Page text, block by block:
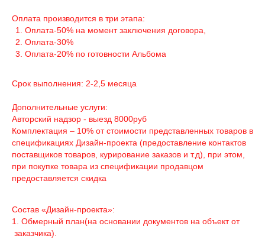
Оплата производится в три этапа:
Оплата-50% на момент заключения договора,
Оплата-30%
Оплата-20% по готовности Альбома
Срок выполнения: 2-2,5 месяца
Дополнительные услуги:
Авторский надзор - выезд 8000руб
Комплектация – 10% от стоимости представленных товаров в
спецификациях Дизайн-проекта (предоставление контактов
поставщиков товаров, курирование заказов и т.д), при этом,
при покупке товара из спецификации продавцом
предоставляется скидка
Состав «Дизайн-проекта»:
1. Обмерный план(на основании документов на объект от
заказчика).